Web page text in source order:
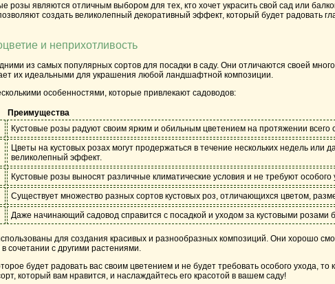
розы являются отличным выбором для тех, кто хочет украсить свой сад или
создать великолепный декоративный эффект, который будет радовать
и неприхотливость
из самых популярных сортов для посадки в саду. Они отличаются своей
их идеальными для украшения любой ландшафтной композиции.
особенностями, которые привлекают садоводов:
Преимущества
Кустовые розы радуют своим ярким и обильным цветением на протяжении всего
Цветы на кустовых розах могут продержаться в течение нескольких недель или
великолепный эффект.
Кустовые розы выносят различные климатические условия и не требуют особого
Существует множество разных сортов кустовых роз, отличающихся цветом,
Даже начинающий садовод справится с посадкой и уходом за кустовыми розами
для создания красивых и разнообразных композиций. Они хорошо
в сочетании с другими растениями.
будет радовать вас своим цветением и не будет требовать особого ухода,
который вам нравится, и наслаждайтесь его красотой в вашем саду!